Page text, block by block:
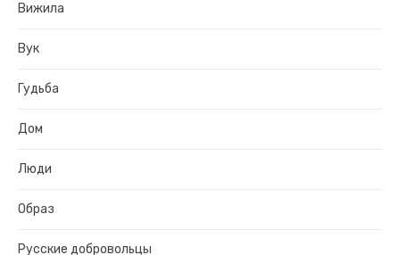
Вижила
Вук
Гудьба
Дом
Люди
Образ
Русские добровольцы